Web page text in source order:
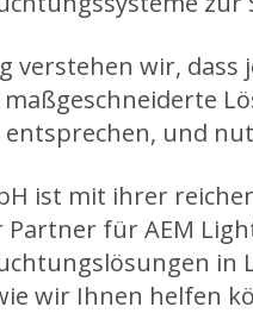
verstehen wir,
und
ist mit ihrer
für AEM
wir Ihnen helfen